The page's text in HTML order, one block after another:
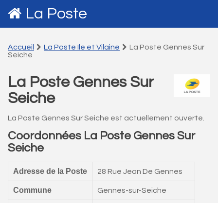
La Poste
Accueil La Poste Ile et Vilaine
La Poste Gennes Sur
Seiche
La Poste Gennes Sur
Seiche
La Poste Gennes Sur Seiche est actuellement ouverte.
Coordonnées La Poste Gennes Sur
Seiche
Adresse de la Poste 28 Rue Jean De Gennes
Commune Gennes-sur-Seiche